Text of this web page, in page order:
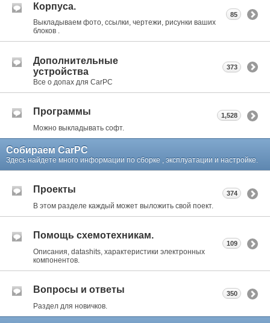
Корпуса.
Выкладываем фото, ссылки, чертежи, рисунки ваших
блоков .
85
Дополнительные
устройства
Все о допах для CarPC
373
Программы
Можно выкладывать софт.
1,528
Собираем CarPC
Здесь найдете много информации по сборке , эксплуатации и настройке.
Проекты
В этом разделе каждый может выложить свой поект.
374
Помощь схемотехникам.
Описания, datashits, характеристики электронных
компонентов.
109
Вопросы и ответы
Раздел для новичков.
350